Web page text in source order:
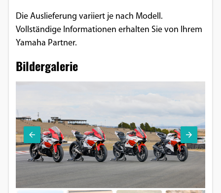
Die Auslieferung variiert je nach Modell.
Vollständige Informationen erhalten Sie von Ihrem
Yamaha Partner.
Bildergalerie